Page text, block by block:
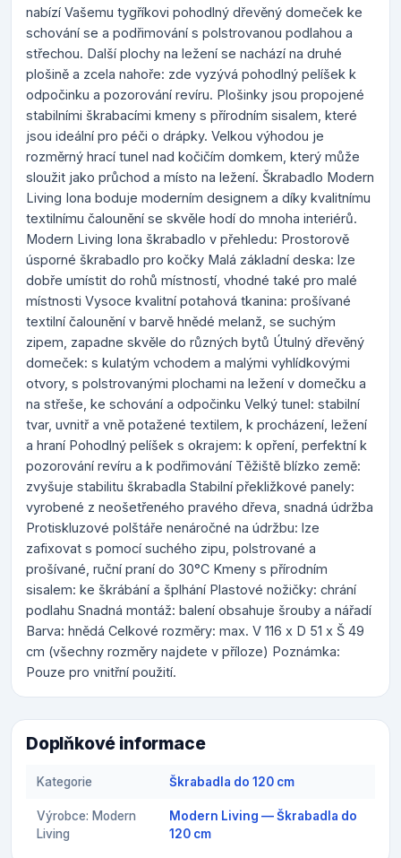
nabízí Vašemu tygříkovi pohodlný dřevěný domeček ke
schování se a podřimování s polstrovanou podlahou a
střechou. Další plochy na ležení se nachází na druhé
plošině a zcela nahoře: zde vyzývá pohodlný pelíšek k
odpočinku a pozorování revíru. Plošinky jsou propojené
stabilními škrabacími kmeny s přírodním sisalem, které
jsou ideální pro péči o drápky. Velkou výhodou je
rozměrný hrací tunel nad kočičím domkem, který může
sloužit jako průchod a místo na ležení. Škrabadlo Modern
Living Iona boduje moderním designem a díky kvalitnímu
textilnímu čalounění se skvěle hodí do mnoha interiérů.
Modern Living Iona škrabadlo v přehledu: Prostorově
úsporné škrabadlo pro kočky Malá základní deska: lze
dobře umístit do rohů místností, vhodné také pro malé
místnosti Vysoce kvalitní potahová tkanina: prošívané
textilní čalounění v barvě hnědé melanž, se suchým
zipem, zapadne skvěle do různých bytů Útulný dřevěný
domeček: s kulatým vchodem a malými vyhlídkovými
otvory, s polstrovanými plochami na ležení v domečku a
na střeše, ke schování a odpočinku Velký tunel: stabilní
tvar, uvnitř a vně potažené textilem, k procházení, ležení
a hraní Pohodlný pelíšek s okrajem: k opření, perfektní k
pozorování revíru a k podřimování Těžiště blízko země:
zvyšuje stabilitu škrabadla Stabilní překližkové panely:
vyrobené z neošetřeného pravého dřeva, snadná údržba
Protiskluzové polštáře nenáročné na údržbu: lze
zafixovat s pomocí suchého zipu, polstrované a
prošívané, ruční praní do 30°C Kmeny s přírodním
sisalem: ke škrábání a šplhání Plastové nožičky: chrání
podlahu Snadná montáž: balení obsahuje šrouby a nářadí
Barva: hnědá Celkové rozměry: max. V 116 x D 51 x Š 49
cm (všechny rozměry najdete v příloze) Poznámka:
Pouze pro vnitřní použití.
Doplňkové informace
Kategorie Škrabadla do 120 cm
Výrobce: Modern
Living
Modern Living — Škrabadla do
120 cm